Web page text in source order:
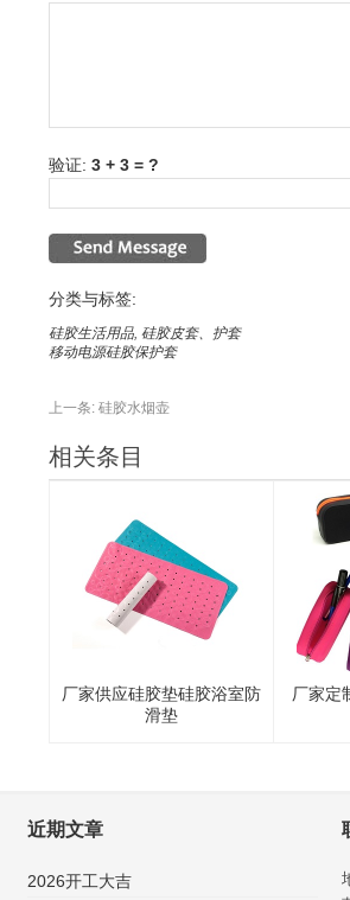
验证: 3 + 3 = ?
分类与标签:
硅胶生活用品, 硅胶皮套、护套
移动电源硅胶保护套
上一条: 硅胶水烟壶
相关条目
厂家供应硅胶垫硅胶浴室防
滑垫
厂家定
近期文章
2026开工大吉